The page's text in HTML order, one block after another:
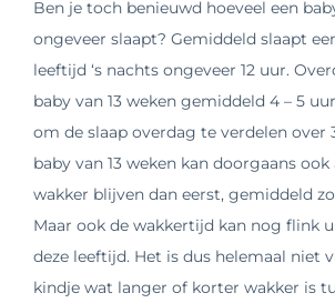
Ben je toch benieuwd hoeveel een
ongeveer slaapt? Gemiddeld slaapt
leeftijd ‘s nachts ongeveer 12 uur.
baby van 13 weken gemiddeld 4 – 5
om de slaap overdag te verdelen over
baby van 13 weken kan doorgaans
wakker blijven dan eerst, gemiddeld
Maar ook de wakkertijd kan nog flink
deze leeftijd. Het is dus helemaal niet
kindje wat langer of korter wakker is